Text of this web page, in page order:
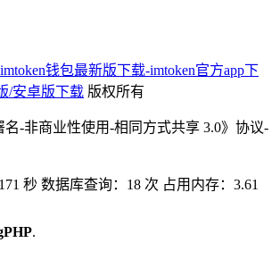
imtoken钱包最新版下载-imtoken官方app下
/安卓版下载 版权所有
-非商业性使用-相同方式共享 3.0》协议-
秒 数据库查询：18 次 占用内存：3.61
.